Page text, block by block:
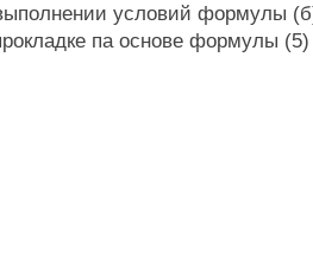
условий формулы
па основе формулы (5)